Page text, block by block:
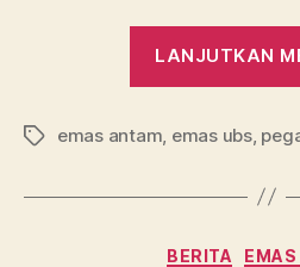
LANJUTKAN
Tag emas antam emas ubs,
BERITA